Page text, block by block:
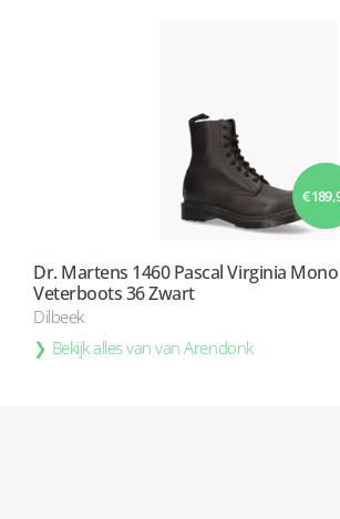
€
Dr. Martens 1460 Pascal Virginia
Veterboots 36 Zwart
Dilbeek
Bekijk alles van van Arendonk